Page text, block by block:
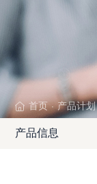
首页 · 产品计划
产品信息